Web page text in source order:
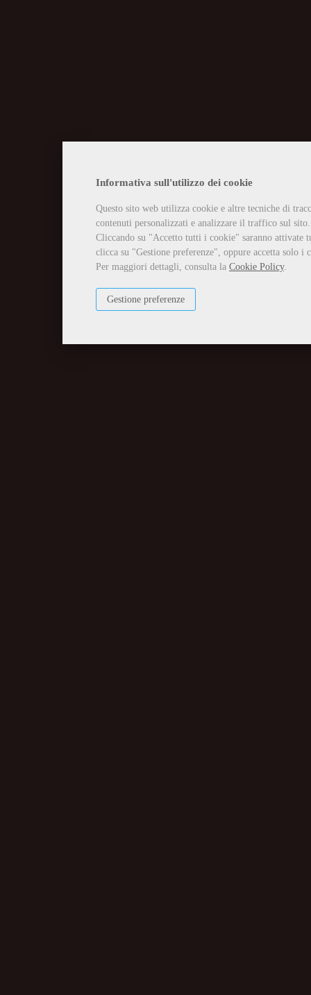
Informativa sull'utilizzo dei cookie
Questo sito web utilizza cookie e altre tecniche di
contenuti personalizzati e analizzare il traffico sul sito.
Cliccando su "Accetto tutti i cookie" saranno attivate
clicca su "Gestione preferenze", oppure accetta solo
Per maggiori dettagli, consulta la Cookie Policy.
Gestione preferenze
CHIUSURA
Vi informiamo che la casa
Tutti gli ordini ricevuti in tali
Per qualsiasi necessità